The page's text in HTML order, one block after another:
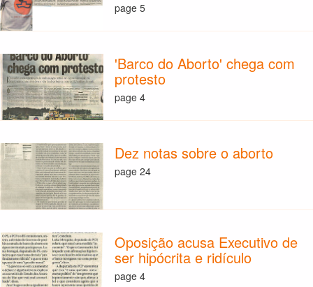
page 5
'Barco do Aborto' chega com
protesto
page 4
Dez notas sobre o aborto
page 24
Oposição acusa Executivo de
ser hipócrita e ridículo
page 4